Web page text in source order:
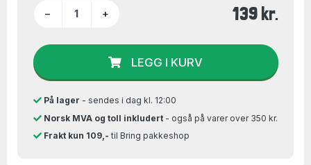
− + 139 kr.
LEGG I KURV
På lager - sendes i dag kl. 12:00
Norsk MVA og toll inkludert- også på varer over 350 kr.
Frakt kun 109,- til Bring pakkeshop